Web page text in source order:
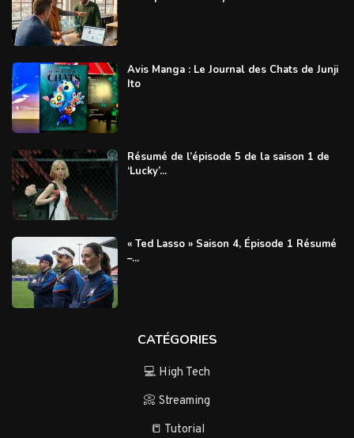
Avis Manga : Le Journal des Chats de Junji
Ito
Résumé de l’épisode 5 de la saison 1 de
‘Lucky’...
« Ted Lasso » Saison 4, Épisode 1 Résumé
–...
CATÉGORIES
💻 High Tech
📀 Streaming
📒 Tutorial